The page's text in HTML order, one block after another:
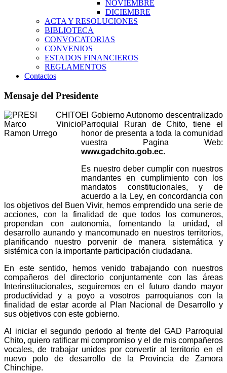
NOVIEMBRE
DICIEMBRE
ACTA Y RESOLUCIONES
BIBLIOTECA
CONVOCATORIAS
CONVENIOS
ESTADOS FINANCIEROS
REGLAMENTOS
Contactos
Mensaje del Presidente
El Gobierno Autonomo descentralizado
Parroquial Ruran de Chito, tiene el
honor de presenta a toda la comunidad
vuestra Pagina Web:
www.gadchito.gob.ec.
Es nuestro deber cumplir con nuestros
mandantes en cumplimiento con los
mandatos constitucionales, y de
acuerdo a la Ley, en concordancia con
los objetivos del Buen Vivir, hemos emprendido una serie de
acciones, con la finalidad de que todos los comuneros,
propendan con autonomía, fomentando la unidad, el
desarrollo aunando y mancomunado en nuestros territorios,
planificando nuestro porvenir de manera sistemática y
sistémica con la importante participación ciudadana.
En este sentido, hemos venido trabajando con nuestros
compañeros del directorio conjuntamente con las áreas
Interinstitucionales, seguiremos en el futuro dando mayor
productividad y a poyo a vosotros parroquianos con la
finalidad de estar acorde al Plan Nacional de Desarrollo y
sus objetivos con este gobierno.
Al iniciar el segundo periodo al frente del GAD Parroquial
Chito, quiero ratificar mi compromiso y el de mis compañeros
vocales, de trabajar unidos por convertir al territorio en el
nuevo polo de desarrollo de la Provincia de Zamora
Chinchipe.